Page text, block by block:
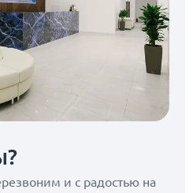
и с радостью на